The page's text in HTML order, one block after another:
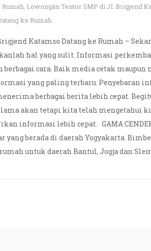
Rumah, Lowongan Tentor SMP di Jl. Brigjend
ke Rumah
Katamso Datang ke Rumah –
hal yang sulit. Informasi
berbagai cara. Baik media cetak
yang paling terbaru. Penyebaran
berbagai berita lebih cepat.
akan tetapi kita telah mengetahui
informasi lebih cepat. GAMA
yang berada di daerah Yogyakarta.
untuk daerah Bantul, Jogja dan